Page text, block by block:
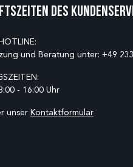
des
und Beratung unter: +49
- 16:00 Uhr
unser Kontaktformular